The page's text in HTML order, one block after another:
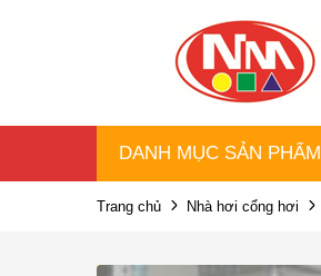
DANH MỤC SẢN PHẨM
Trang chủ Nhà hơi cổng hơi